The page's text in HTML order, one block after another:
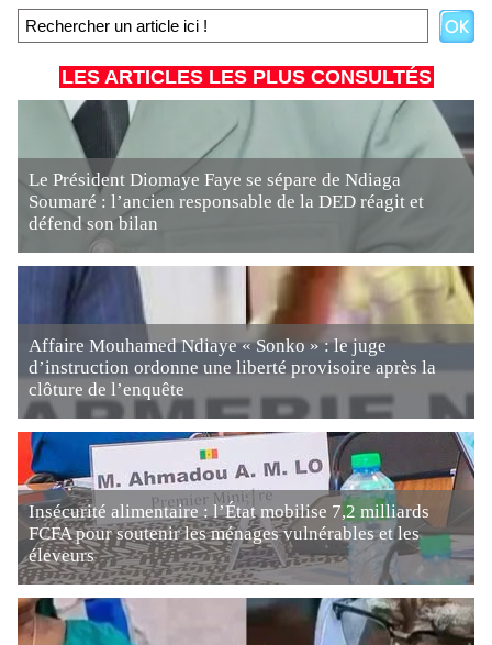
LES ARTICLES LES PLUS CONSULTÉS
Le Président Diomaye Faye se sépare de Ndiaga
Soumaré : l’ancien responsable de la DED réagit et
défend son bilan
Affaire Mouhamed Ndiaye « Sonko » : le juge
d’instruction ordonne une liberté provisoire après la
clôture de l’enquête
Insécurité alimentaire : l’État mobilise 7,2 milliards
FCFA pour soutenir les ménages vulnérables et les
éleveurs